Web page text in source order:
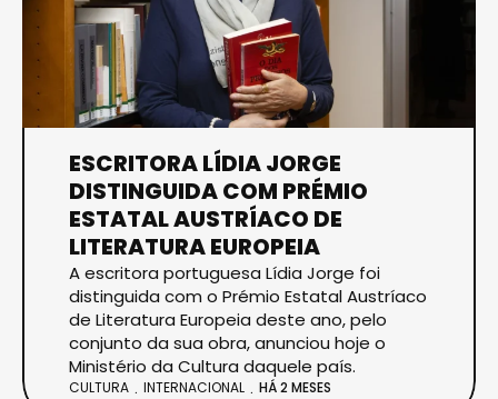
ESCRITORA LÍDIA JORGE
DISTINGUIDA COM PRÉMIO
ESTATAL AUSTRÍACO DE
LITERATURA EUROPEIA
A escritora portuguesa Lídia Jorge foi
distinguida com o Prémio Estatal Austríaco
de Literatura Europeia deste ano, pelo
conjunto da sua obra, anunciou hoje o
Ministério da Cultura daquele país.
CULTURA INTERNACIONAL HÁ 2 MESES